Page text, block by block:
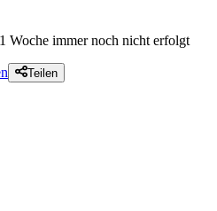
Woche immer noch nicht erfolgt
Teilen